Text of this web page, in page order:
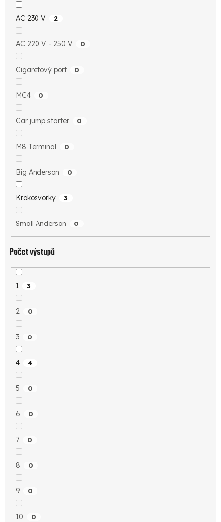
AC 230 V 2
AC 220 V - 250 V 0
Cigaretový port 0
MC4 0
Car jump starter 0
M8 Terminal 0
Big Anderson 0
Krokosvorky 3
Small Anderson 0
Počet výstupů
1 3
2 0
3 0
4 4
5 0
6 0
7 0
8 0
9 0
10 0